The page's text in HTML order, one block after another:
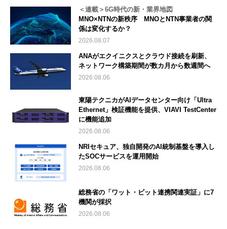
＜連載＞6G時代の新・業界地図
MNO×NTNの新秩序 MNOとNTN事業者の関
係は変化するか？
2026.08.07
ANAがエクイニクスとクラウド接続を刷新、
ネットワーク構築期間が数カ月から数週間へ
2026.08.06
東陽テクニカがAIデータセンター向け「Ultra
Ethernet」検証機能を提供、VIAVI TestCenter
に機能追加
2026.08.06
NRIセキュア、独自開発のAI統制基盤を導入し
たSOCサービスを運用開始
2026.08.06
総務省の「ワット・ビット連携関連実証」に7
機関が採択
2026.08.06